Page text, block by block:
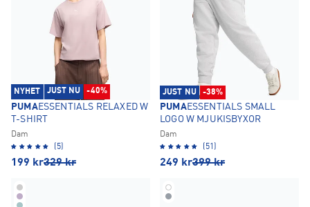
NYHET JUST NU -40%
PUMAESSENTIALS RELAXED W
T-SHIRT
Dam
(5)
199 kr329 kr
JUST NU -38%
PUMAESSENTIALS SMALL
LOGO W MJUKISBYXOR
Dam
(51)
249 kr399 kr